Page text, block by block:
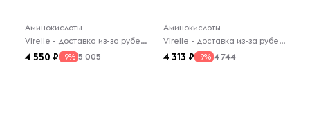
Аминокислоты
Virelle - доставка из-за рубежа
4 550 -9% 5 005
Аминокислоты
Virelle - доставка из-за рубежа
4 313 -9% 4 744